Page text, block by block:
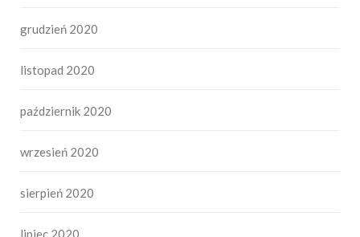
grudzień 2020
listopad 2020
październik 2020
wrzesień 2020
sierpień 2020